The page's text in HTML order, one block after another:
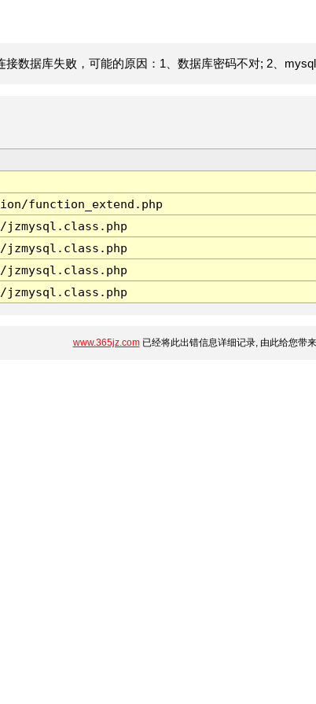
接数据库失败，可能的原因：1、数据库密码不对; 2、mysql
function_extend.php
jzmysql.class.php
jzmysql.class.php
jzmysql.class.php
jzmysql.class.php
www.365jz.com已经将此出错信息详细记录, 由此给您带